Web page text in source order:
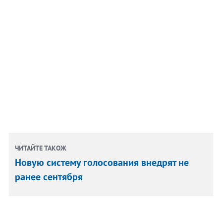
ЧИТАЙТЕ ТАКОЖ
Новую систему голосования внедрят не
ранее сентября